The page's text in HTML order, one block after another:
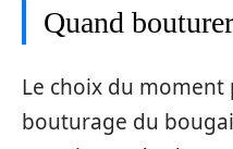
Quand
Le choix du
bouturage du